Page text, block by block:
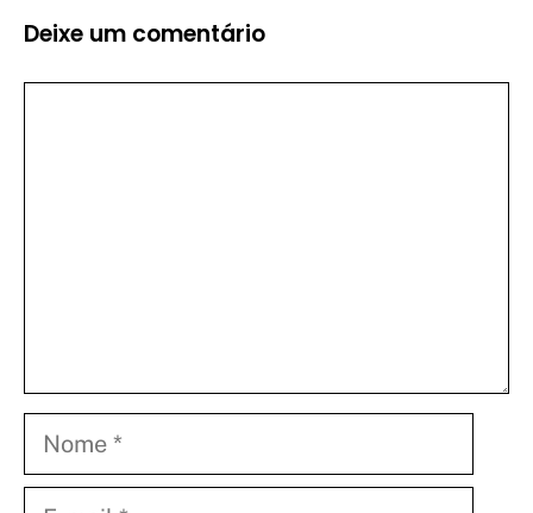
Deixe um comentário